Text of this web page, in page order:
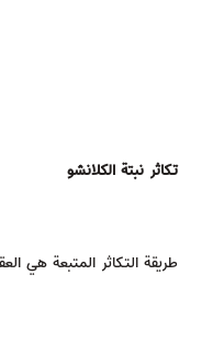
تكاثر نبتة الكلانشو
طريقة التكاثر المتبعة هي